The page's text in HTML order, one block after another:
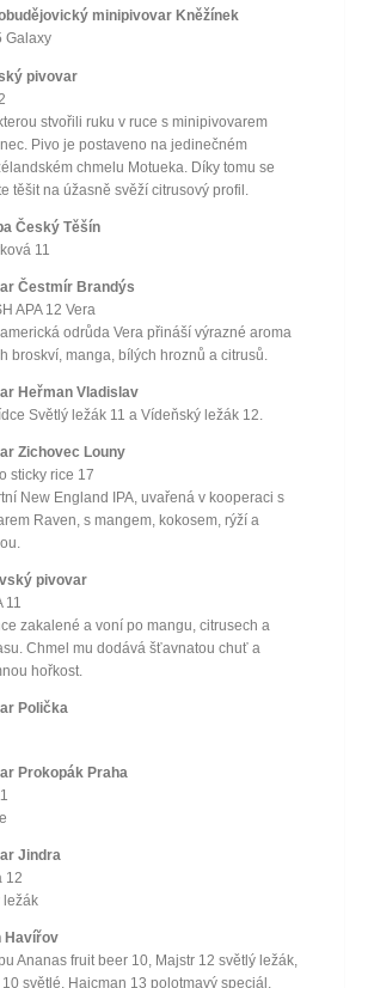
minipivovar Kněžínek
Galaxy
pivovar
stvořili ruku v ruce s minipivovarem
Pivo je postaveno na jedinečném
chmelu Motueka. Díky tomu se
těšit na úžasně svěží citrusový profil.
Český Těšín
11
Čestmír Brandýs
APA 12 Vera
odrůda Vera přináší výrazné aroma
broskví, manga, bílých hroznů a citrusů.
Heřman Vladislav
Světlý ležák 11 a Vídeňský ležák 12.
Zichovec Louny
sticky rice 17
New England IPA, uvařená v kooperaci s
Raven, s mangem, kokosem, rýží a
pivovar
11
zakalené a voní po mangu, citrusech a
Chmel mu dodává šťavnatou chuť a
hořkost.
Polička
Prokopák Praha
Jindra
12
ležák
Havířov
Ananas fruit beer 10, Majstr 12 světlý ležák,
světlé, Hajcman 13 polotmavý speciál,